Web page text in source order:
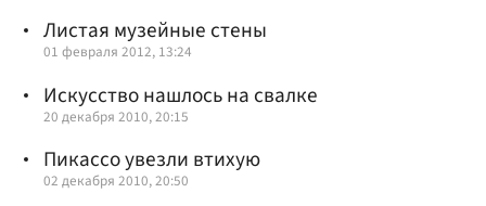
Листая музейные стены
01 февраля 2012, 13:24
Искусство нашлось на свалке
20 декабря 2010, 20:15
Пикассо увезли втихую
02 декабря 2010, 20:50